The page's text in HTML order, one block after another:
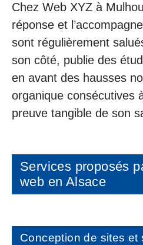
Chez Web XYZ à
réponse et
sont régulièrement
son côté, publie des
en avant des hausses
organique consécutives
preuve tangible de son
Services proposés
web en Alsace
Conception de sites et